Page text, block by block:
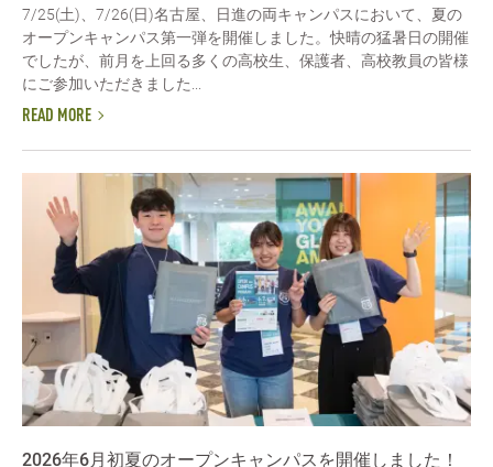
7/25(土)、7/26(日)名古屋、日進の両キャンパスにおいて、夏の
オープンキャンパス第一弾を開催しました。快晴の猛暑日の開催
でしたが、前月を上回る多くの高校生、保護者、高校教員の皆様
にご参加いただきました...
READ MORE
2026年6月初夏のオープンキャンパスを開催しました！